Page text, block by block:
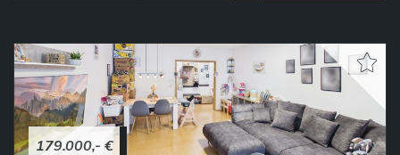
179.000,- €